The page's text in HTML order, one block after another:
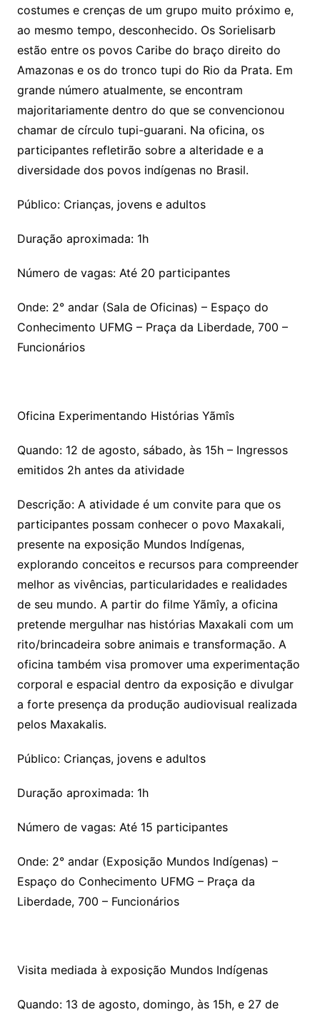
costumes e crenças de um grupo muito próximo e,
ao mesmo tempo, desconhecido. Os Sorielisarb
estão entre os povos Caribe do braço direito do
Amazonas e os do tronco tupi do Rio da Prata. Em
grande número atualmente, se encontram
majoritariamente dentro do que se convencionou
chamar de círculo tupi-guarani. Na oficina, os
participantes refletirão sobre a alteridade e a
diversidade dos povos indígenas no Brasil.
Público: Crianças, jovens e adultos
Duração aproximada: 1h
Número de vagas: Até 20 participantes
Onde: 2° andar (Sala de Oficinas) – Espaço do
Conhecimento UFMG – Praça da Liberdade, 700 –
Funcionários
Oficina Experimentando Histórias Yãmîs
Quando: 12 de agosto, sábado, às 15h – Ingressos
emitidos 2h antes da atividade
Descrição: A atividade é um convite para que os
participantes possam conhecer o povo Maxakali,
presente na exposição Mundos Indígenas,
explorando conceitos e recursos para compreender
melhor as vivências, particularidades e realidades
de seu mundo. A partir do filme Yãmîy, a oficina
pretende mergulhar nas histórias Maxakali com um
rito/brincadeira sobre animais e transformação. A
oficina também visa promover uma experimentação
corporal e espacial dentro da exposição e divulgar
a forte presença da produção audiovisual realizada
pelos Maxakalis.
Público: Crianças, jovens e adultos
Duração aproximada: 1h
Número de vagas: Até 15 participantes
Onde: 2° andar (Exposição Mundos Indígenas) –
Espaço do Conhecimento UFMG – Praça da
Liberdade, 700 – Funcionários
Visita mediada à exposição Mundos Indígenas
Quando: 13 de agosto, domingo, às 15h, e 27 de